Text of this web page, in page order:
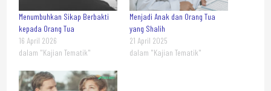
Menumbuhkan Sikap Berbakti
kepada Orang Tua
16 April 2026
dalam "Kajian Tematik"
Menjadi Anak dan Orang Tua
yang Shalih
21 April 2025
dalam "Kajian Tematik"